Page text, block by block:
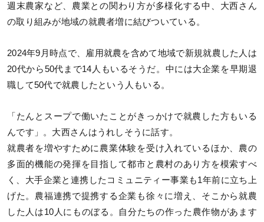
週末農家など、農業との関わり方が多様化する中、大西さん
の取り組みが地域の就農者増に結びついている。
2024年9月時点で、雇用就農を含めて地域で新規就農した人は
20代から50代まで14人もいるそうだ。中には大企業を早期退
職して50代で就農したという人もいる。
「たんとスープで働いたことがきっかけで就農した方もいる
んです」。大西さんはうれしそうに話す。
就農者を増やすために農業体験を受け入れているほか、農の
多面的機能の発揮を目指して都市と農村のあり方を模索すべ
く、大手企業と連携したコミュニティー事業も1年前に立ち上
げた。農福連携で提携する企業も徐々に増え、そこから就農
した人は10人にものぼる。自分たちの作った農作物があます